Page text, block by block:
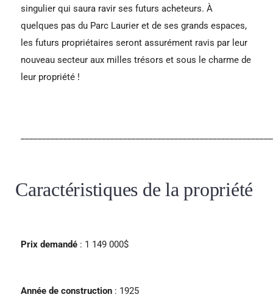
singulier qui saura ravir ses futurs acheteurs. À
quelques pas du Parc Laurier et de ses grands espaces,
les futurs propriétaires seront assurément ravis par leur
nouveau secteur aux milles trésors et sous le charme de
leur propriété !
Caractéristiques de la propriété
Prix demandé : 1 149 000$
Année de construction : 1925